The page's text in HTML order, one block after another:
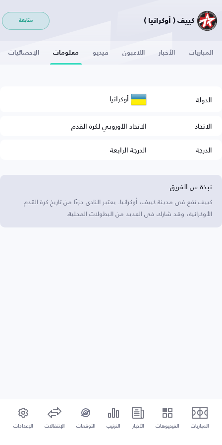
كييف ( أوكرانيا ) متابعة
المباريات الأخبار اللاعبون فيديو معلومات الإحصائيات
الدولة أوكرانيا
الاتحاد
الاتحاد الأوروبي لكرة القدم
الدرجة
الدرجة الرابعة
نبذة عن الفريق
كييف تقع في مدينة كييف، أوكرانيا. يعتبر النادي جزءًا من تاريخ كرة القدم
الأوكرانية، وقد شارك في العديد من البطولات المحلية.
المباريات الفيديوهات الأخبار الترتيب التوقعات الإنتقالات الإعدادات